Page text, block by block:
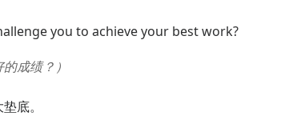
you to achieve your best work?
成绩？）
底。